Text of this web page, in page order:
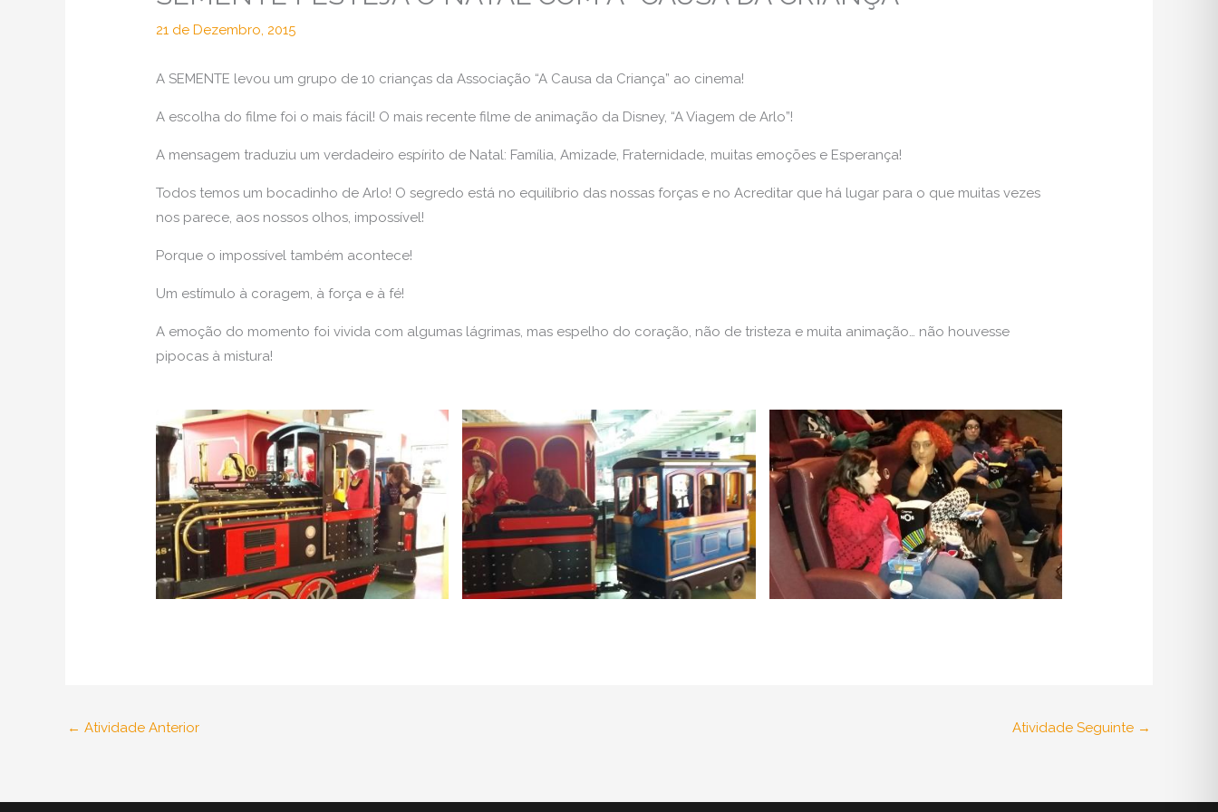
21 de Dezembro, 2015
A SEMENTE levou um grupo de 10 crianças da Associação “A Causa da Criança” ao cinema!
A escolha do filme foi o mais fácil! O mais recente filme de animação da Disney, “A Viagem de Arlo”!
A mensagem traduziu um verdadeiro espírito de Natal: Família, Amizade, Fraternidade, muitas emoções e Esperança!
Todos temos um bocadinho de Arlo! O segredo está no equilíbrio das nossas forças e no Acreditar que há lugar para o que muitas vezes
nos parece, aos nossos olhos, impossível!
Porque o impossível também acontece!
Um estímulo à coragem, à força e à fé!
A emoção do momento foi vivida com algumas lágrimas, mas espelho do coração, não de tristeza e muita animação… não houvesse
pipocas à mistura!
← Atividade Anterior Atividade Seguinte →